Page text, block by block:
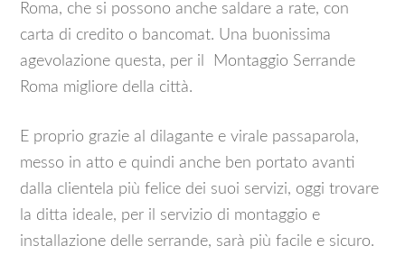
Roma, che si possono anche saldare a rate, con
carta di credito o bancomat. Una buonissima
agevolazione questa, per il Montaggio Serrande
Roma migliore della città.
E proprio grazie al dilagante e virale passaparola,
messo in atto e quindi anche ben portato avanti
dalla clientela più felice dei suoi servizi, oggi trovare
la ditta ideale, per il servizio di montaggio e
installazione delle serrande, sarà più facile e sicuro.